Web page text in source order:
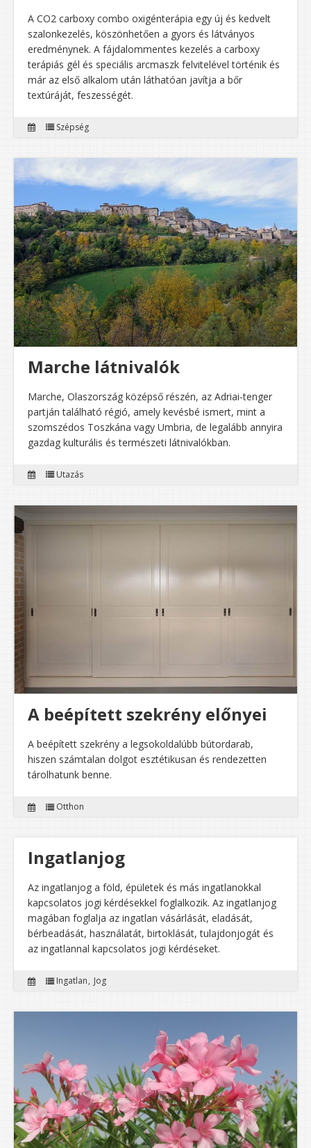
A CO2 carboxy combo oxigénterápia egy új és kedvelt
szalonkezelés, köszönhetően a gyors és látványos
eredménynek. A fájdalommentes kezelés a carboxy
terápiás gél és speciális arcmaszk felvitelével történik és
már az első alkalom után láthatóan javítja a bőr
textúráját, feszességét.
Szépség
Marche látnivalók
Marche, Olaszország középső részén, az Adriai-tenger
partján található régió, amely kevésbé ismert, mint a
szomszédos Toszkána vagy Umbria, de legalább annyira
gazdag kulturális és természeti látnivalókban.
Utazás
A beépített szekrény előnyei
A beépített szekrény a legsokoldalúbb bútordarab,
hiszen számtalan dolgot esztétikusan és rendezetten
tárolhatunk benne.
Otthon
Ingatlanjog
Az ingatlanjog a föld, épületek és más ingatlanokkal
kapcsolatos jogi kérdésekkel foglalkozik. Az ingatlanjog
magában foglalja az ingatlan vásárlását, eladását,
bérbeadását, használatát, birtoklását, tulajdonjogát és
az ingatlannal kapcsolatos jogi kérdéseket.
Ingatlan Jog